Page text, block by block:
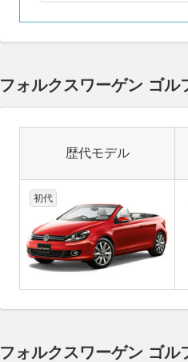
フォルクスワーゲン ゴ
歴代モデル
初代
フォルクスワーゲン ゴ